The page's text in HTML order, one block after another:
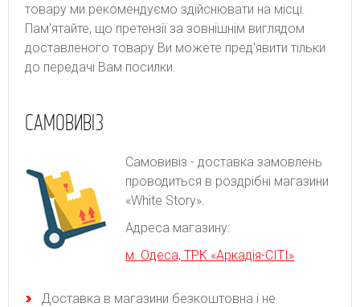
товару ми рекомендуємо здійснювати на місці.
Пам'ятайте, що претензії за зовнішнім виглядом
доставленого товару Ви можете пред'явити тільки
до передачі Вам посилки.
САМОВИВІЗ
Самовивіз - доставка замовлень
проводиться в роздрібні магазини
«White Story».
Адреса магазину:
м. Одеса, ТРК «Аркадія-СІТІ»
Доставка в магазини безкоштовна і не